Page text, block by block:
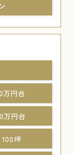
万円台
万円台
坪